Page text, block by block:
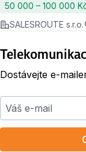
50 000 ‍–‍ 100 000
SALESROUTE s.r.o.
Dostávejte e-
Váš e-mail